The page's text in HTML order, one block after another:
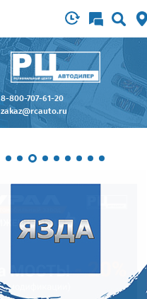
8-800-707-61-20
zakaz@rcauto.ru